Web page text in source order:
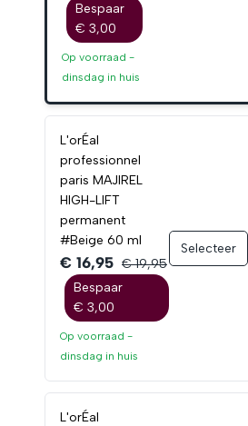
Bespaar
€ 3,00
Op voorraad -
dinsdag in huis
L'orÉal
professionnel
paris MAJIREL
HIGH-LIFT
permanent
#Beige 60 ml
€ 16,95 € 19,95
Bespaar
€ 3,00
Op voorraad -
dinsdag in huis
Selecteer
L'orÉal